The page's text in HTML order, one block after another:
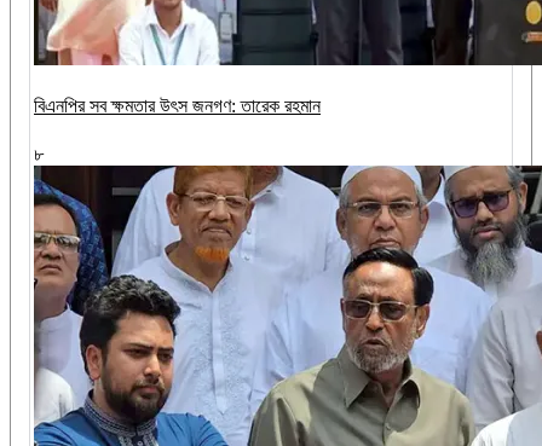
বিএনপির সব ক্ষমতার উৎস জনগণ: তারেক রহমান
৮